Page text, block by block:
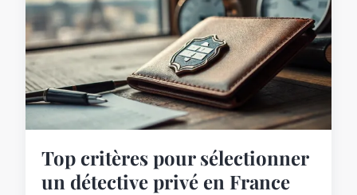
Top critères pour sélectionner
un détective privé en France